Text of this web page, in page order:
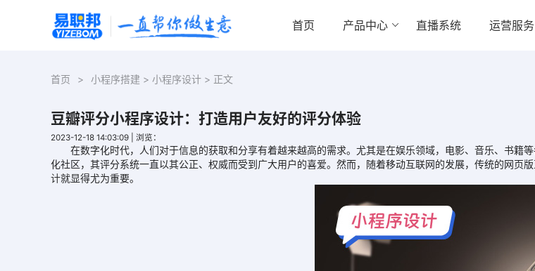
首页 产品中心 直播系统 运营服务
首页 > 小程序搭建 > 小程序设计 > 正文
豆瓣评分小程序设计：打造用户友好的评分体验
2023-12-18 14:03:09 浏览：
在数字化时代，人们对于信息的获取和分享有着越来越高的需求。尤其是在娱乐领域，电影、音乐、书籍
化社区，其评分系统一直以其公正、权威而受到广大用户的喜爱。然而，随着移动互联网的发展，传统的网页
计就显得尤为重要。